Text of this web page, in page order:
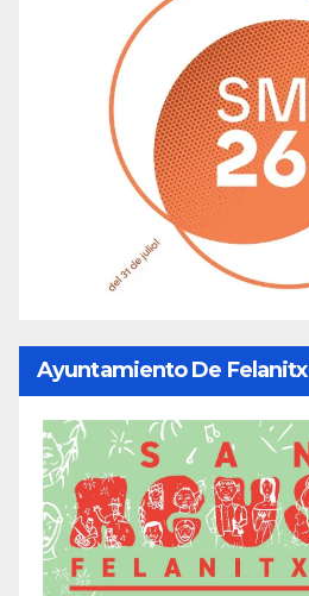
Ayuntamiento De Felanitx